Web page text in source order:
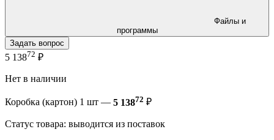
программы
Задать вопрос
5 13872 ₽
Нет в наличии
Коробка (картон) 1 шт — 5 13872 ₽
Статус товара: выводится из поставок